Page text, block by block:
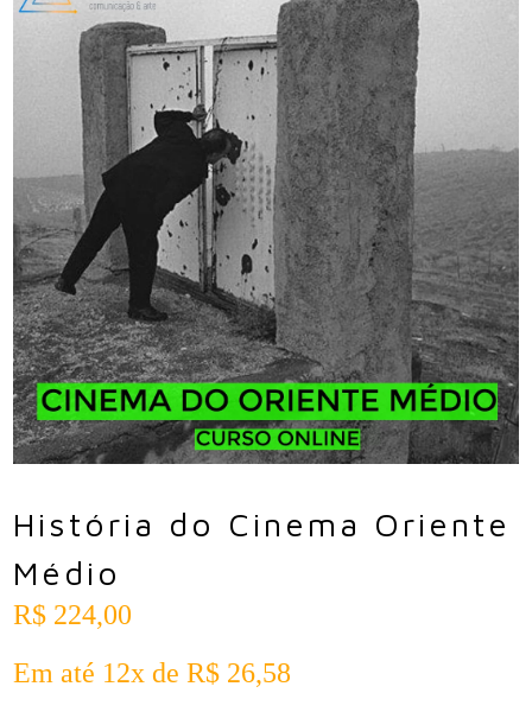
História do Cinema Oriente
Médio
R$ 224,00
Em até 12x deR$ 26,58